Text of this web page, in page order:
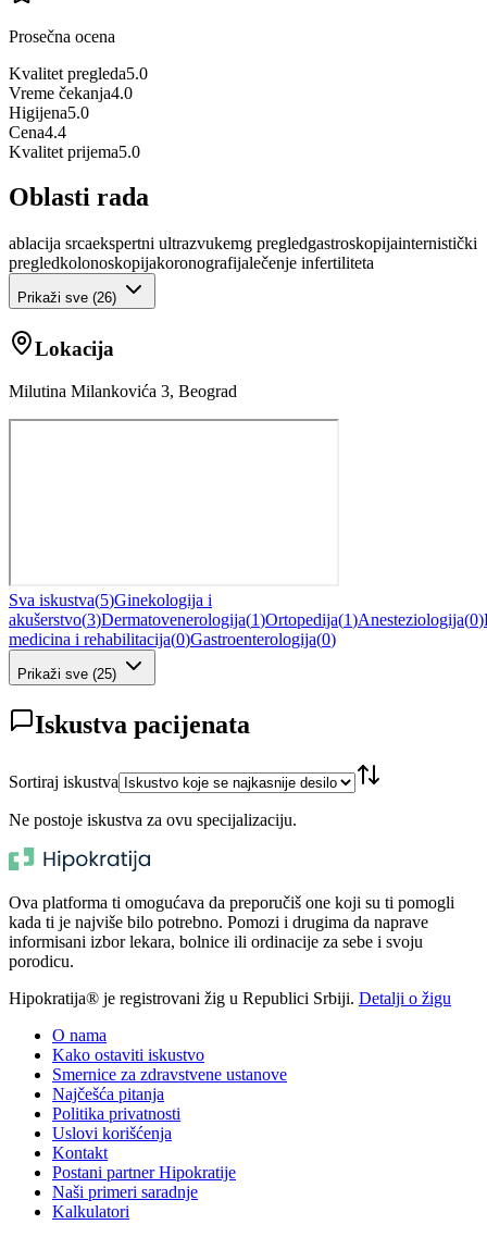
Prosečna ocena
Kvalitet pregleda5.0
Vreme čekanja4.0
Higijena5.0
Cena4.4
Kvalitet prijema5.0
Oblasti rada
ablacija srcaekspertni ultrazvukemg pregledgastroskopijainternistički
pregledkolonoskopijakoronografijalečenje infertiliteta
Prikaži sve (26)
Lokacija
Milutina Milankovića 3, Beograd
Sva iskustva(5)Ginekologija i
akušerstvo(3)Dermatovenerologija(1)Ortopedija(1)Anesteziologija(0)
medicina i rehabilitacija(0)Gastroenterologija(0)
Prikaži sve (25)
Iskustva pacijenata
Sortiraj iskustva
Ne postoje iskustva za ovu specijalizaciju.
Ova platforma ti omogućava da preporučiš one koji su ti pomogli
kada ti je najviše bilo potrebno. Pomozi i drugima da naprave
informisani izbor lekara, bolnice ili ordinacije za sebe i svoju
porodicu.
Hipokratija® je registrovani žig u Republici Srbiji. Detalji o žigu
O nama
Kako ostaviti iskustvo
Smernice za zdravstvene ustanove
Najčešća pitanja
Politika privatnosti
Uslovi korišćenja
Kontakt
Postani partner Hipokratije
Naši primeri saradnje
Kalkulatori